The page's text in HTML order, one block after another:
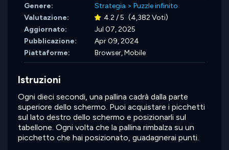
Genere: Strategia > Puzzle infinito
Valutazione:
4.2 / 5 (4,382 Voti)
Aggiornato:
Jul 07, 2025
Pubblicazione:
Apr 09, 2024
Piattaforme:
Browser, Mobile
Istruzioni
Ogni dieci secondi, una pallina cadrà dalla parte
superiore dello schermo. Puoi acquistare i picchetti
sul lato destro dello schermo e posizionarli sul
tabellone. Ogni volta che la pallina rimbalza su un
picchetto che hai posizionato, guadagnerai punti.